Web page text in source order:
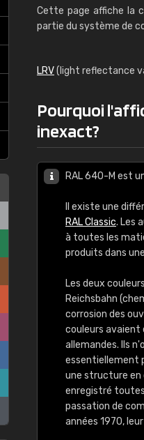
Cette page affiche la
partie du système de
LRV(light reflectance
Pourquoi
inexact?
RAL 640-M est
Il existe une
RAL Classic. Les
à toutes les
produits dans
Les deux
Reichsbahn
corrosion des
couleurs avaient
allemandes. Ils
essentiellement
une structure en
enregistré toutes
passation de
années 1970,